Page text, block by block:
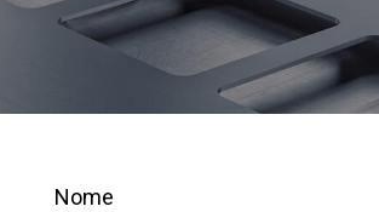
Nome